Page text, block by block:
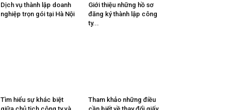
Dịch vụ thành lập doanh
nghiệp trọn gói tại Hà Nội
Giới thiệu những hồ sơ
đăng ký thành lập công
ty...
Tìm hiểu sự khác biệt
Tham khảo những điều